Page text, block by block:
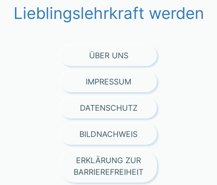
Lieblingslehrkraft werden
ÜBER UNS
IMPRESSUM
DATENSCHUTZ
BILDNACHWEIS
ERKLÄRUNG ZUR
BARRIEREFREIHEIT